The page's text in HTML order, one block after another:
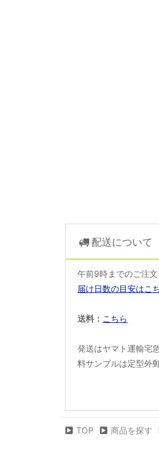
配送について
午前9時までのご注
届け日数の目安はこ
送料： こちら
発送はヤマト運輸宅
料サンプルは定型外
TOP 商品を探す